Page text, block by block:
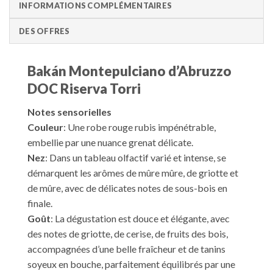
INFORMATIONS COMPLÉMENTAIRES
DES OFFRES
Bakán Montepulciano d’Abruzzo
DOC Riserva Torri
Notes sensorielles
Couleur: Une robe rouge rubis impénétrable,
embellie par une nuance grenat délicate.
Nez: Dans un tableau olfactif varié et intense, se
démarquent les arômes de mûre mûre, de griotte et
de mûre, avec de délicates notes de sous-bois en
finale.
Goût: La dégustation est douce et élégante, avec
des notes de griotte, de cerise, de fruits des bois,
accompagnées d’une belle fraîcheur et de tanins
soyeux en bouche, parfaitement équilibrés par une